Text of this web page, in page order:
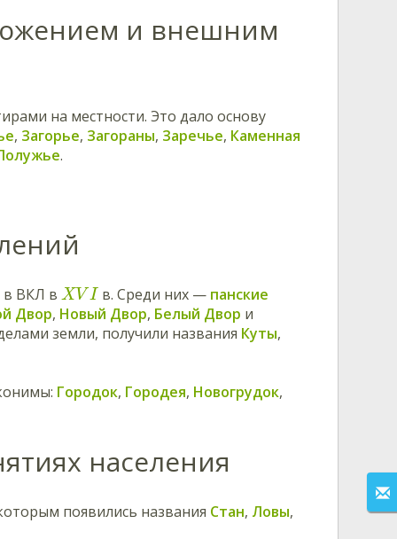
и внешним
на местности. Это дало основу
, Загорье, Загораны, Заречье, Каменная
.
в ВКЛ в X V Iв. Среди них — панские
Двор, Новый Двор, Белый Двор и
земли, получили названия Куты,
Городок, Городея, Новогрудок,
населения
появились названия Стан, Ловы,